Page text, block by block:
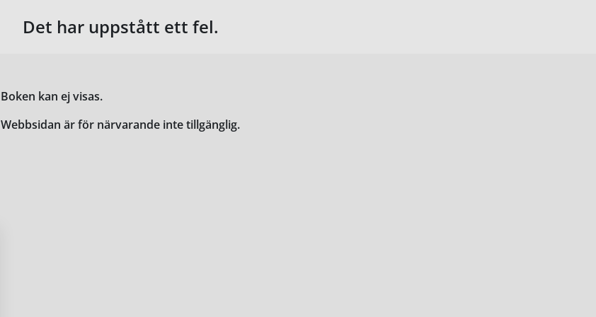
Det har uppstått ett fel.
Boken kan ej visas.
Webbsidan är för närvarande inte tillgänglig.